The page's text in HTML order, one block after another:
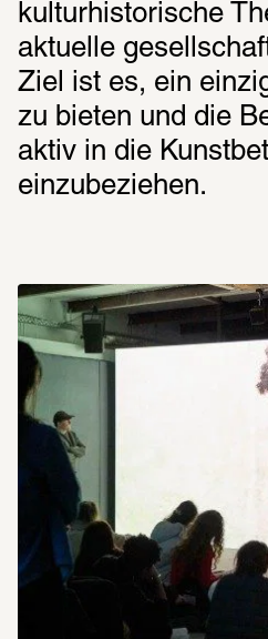
kulturhistorische
aktuelle
Ziel ist es, ein
zu bieten und die
aktiv in die
einzubeziehen.